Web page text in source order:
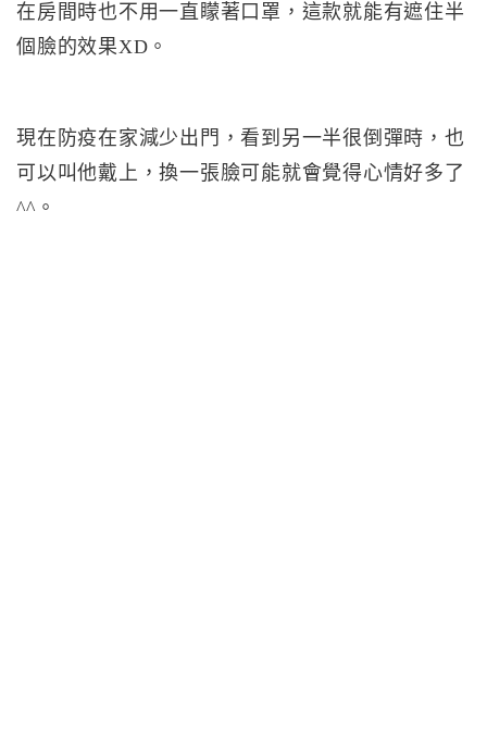
在房間時也不用一直矇著口罩，這款就能有遮住半
個臉的效果XD。
現在防疫在家減少出門，看到另一半很倒彈時，也
可以叫他戴上，換一張臉可能就會覺得心情好多了
^^。